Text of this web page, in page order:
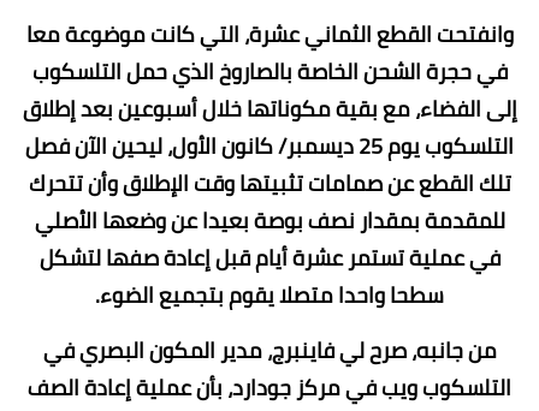
وانفتحت القطع الثماني عشرة، التي كانت موضوعة معا
في حجرة الشحن الخاصة بالصاروخ الذي حمل التلسكوب
إلى الفضاء، مع بقية مكوناتها خلال أسبوعين بعد إطلاق
التلسكوب يوم 25 ديسمبر/ كانون الأول، ليحين الآن فصل
تلك القطع عن صمامات تثبيتها وقت الإطلاق وأن تتحرك
للمقدمة بمقدار نصف بوصة بعيدا عن وضعها الأصلي
في عملية تستمر عشرة أيام قبل إعادة صفها لتشكل
سطحا واحدا متصلا يقوم بتجميع الضوء.
من جانبه، صرح لي فاينبرج، مدير المكون البصري في
التلسكوب ويب في مركز جودارد، بأن عملية إعادة الصف